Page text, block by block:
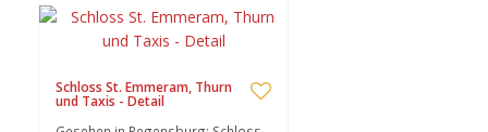
Schloss St. Emmeram, Thurn
und Taxis - Detail